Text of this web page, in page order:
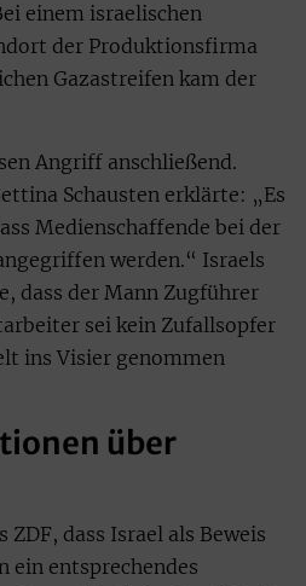
einem israelischen
der Produktionsfirma
Gazastreifen kam der
Angriff anschließend.
Schausten erklärte: „Es
Medienschaffende bei der
werden.“ Israels
dass der Mann Zugführer
sei kein Zufallsopfer
ins Visier genommen
über
ZDF, dass Israel als Beweis
ein entsprechendes